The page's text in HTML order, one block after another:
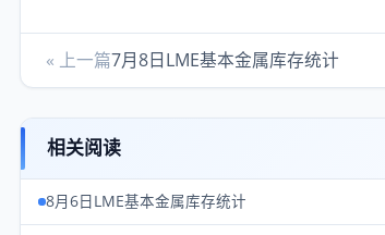
« 上一篇7月8日LME基本金属库存统计
相关阅读
8月6日LME基本金属库存统计